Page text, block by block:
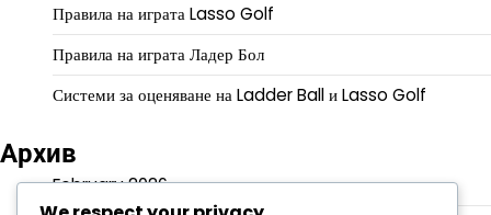
Правила на играта Lasso Golf
Правила на играта Ладер Бол
Системи за оценяване на Ladder Ball и Lasso Golf
Архив
February 2026